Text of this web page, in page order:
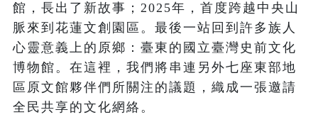
館，長出了新故事；2025年，首度跨越中央山
脈來到花蓮文創園區。最後一站回到許多族人
心靈意義上的原鄉：臺東的國立臺灣史前文化
博物館。在這裡，我們將串連另外七座東部地
區原文館夥伴們所關注的議題，織成一張邀請
全民共享的文化網絡。